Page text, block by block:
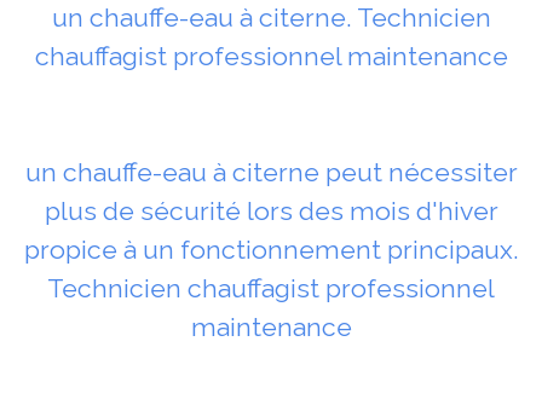
un chauffe-eau à citerne. Technicien
chauffagist professionnel maintenance
un chauffe-eau à citerne peut nécessiter
plus de sécurité lors des mois d'hiver
propice à un fonctionnement principaux.
Technicien chauffagist professionnel
maintenance